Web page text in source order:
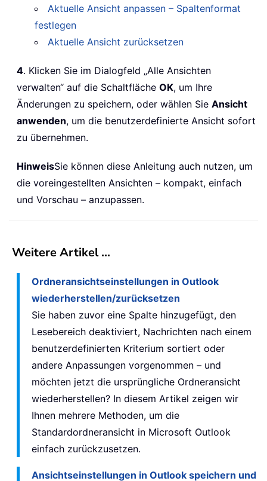
Aktuelle Ansicht anpassen – Spaltenformat
festlegen
Aktuelle Ansicht zurücksetzen
4. Klicken Sie im Dialogfeld „Alle Ansichten
verwalten“ auf die Schaltfläche OK, um Ihre
Änderungen zu speichern, oder wählen Sie Ansicht
anwenden, um die benutzerdefinierte Ansicht sofort
zu übernehmen.
HinweisSie können diese Anleitung auch nutzen, um
die voreingestellten Ansichten – kompakt, einfach
und Vorschau – anzupassen.
Weitere Artikel …
Ordneransichtseinstellungen in Outlook
wiederherstellen/zurücksetzen
Sie haben zuvor eine Spalte hinzugefügt, den
Lesebereich deaktiviert, Nachrichten nach einem
benutzerdefinierten Kriterium sortiert oder
andere Anpassungen vorgenommen – und
möchten jetzt die ursprüngliche Ordneransicht
wiederherstellen? In diesem Artikel zeigen wir
Ihnen mehrere Methoden, um die
Standardordneransicht in Microsoft Outlook
einfach zurückzusetzen.
Ansichtseinstellungen in Outlook speichern und